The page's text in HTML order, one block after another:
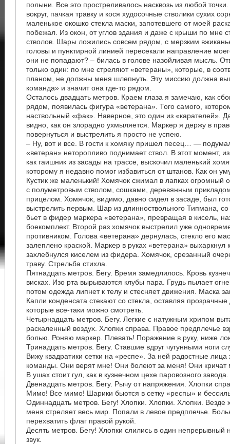
полыни. Все это простреливалось насквозь из любой
вокруг, пачкая травку и кося худосочные стволики сухих
маленькое окошко стекла маски, запотевшего от моей
побежал. Из окон, от углов здания и даже с крыши по мне
стволов. Шары ложились совсем рядом, с мерзким
головы и пунктирной линией пересекали направление
они не попадают? – билась в голове назойливая мысль.
только один: по мне стреляют «ветераны», которые, в
планом, не должны меня шлепнуть. Эту миссию должна
команда» и значит она где-то рядом.
Осталось двадцать метров. Краем глаза я замечаю, как
рядом, появилась фигура «ветерана». Того самого,
наствольный «фак». Наверное, это один из «карателей».
видно, как он злорадно ухмыляется. Маркер я держу в
повернуться и выстрелить я просто не успею.
– Ну, вот и все. В гости к хомяку пришел песец… —
«ветеран» неторопливо поднимает ствол. В этот момент,
как гаишник из засады на трассе, выскочил маленький
которому я недавно помог избавиться от штанов. Как он
Кустик же маленький! Хомячок сжимал в лапках огромный
с полуметровым стволом, сошками, деревянным
прицелом. Хомячок, видимо, давно сидел в засаде, был
выстрелить первым. Шар из длинноствольного Типмана,
бьет в фидер маркера «ветерана», превращая в кисель,
боекомплект. Второй раз хомячок выстрелил уже
противником. Голова «ветерана» дернулась, стекло его
залеплено краской. Маркер в руках «ветерана» выхаркнул
захлебнулся киселем из фидера. Хомячок, срезанный
траву. Стрельба стихла.
Пятнадцать метров. Бегу. Время замедлилось. Кровь
висках. Изо рта вырываются клубы пара. Грудь пылает
потом одежда липнет к телу и стесняет движения. Маска
Капли конденсата стекают со стекла, оставляя
которые все-таки можно смотреть.
Четырнадцать метров. Бегу. Легкие с натужным хрипом
раскаленный воздух. Хлопки справа. Правое предплечье
болью. Роняю маркер. Плевать! Поражение в руку, ниже
Тринадцать метров. Бегу. Ставшие вдруг чугунными ноги
Вижу квадратики сетки на «респе». За ней радостные лица
команды. Они верят мне! Они болеют за меня! Они кричат
В ушах стоит гул, как в кузнечном цехе паровозного завода.
Двенадцать метров. Бегу. Рычу от напряжения. Хлопки
Мимо! Все мимо! Шарики бьются в сетку «респы» и
Одиннадцать метров. Бегу! Хлопки. Хлопки. Хлопки. Везде
меня стреляет весь мир. Попали в левое предплечье.
перехватить флаг правой рукой.
Десять метров. Бегу! Хлопки слились в один непрерывный
звук.